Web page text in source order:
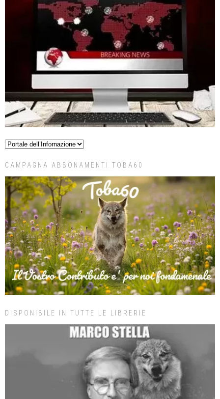
CAMPAGNA ABBONAMENTI TOBA60
DISPONIBILE IN TUTTE LE LIBRERIE